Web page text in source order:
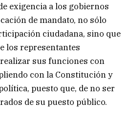
exigencia a los gobiernos
de mandato, no sólo
ciudadana, sino que
los representantes
sus funciones con
con la Constitución y
puesto que, de no ser
de su puesto público.